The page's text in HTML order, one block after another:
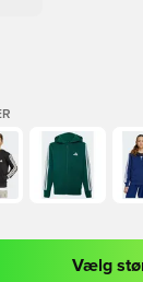
at logge ind eller
Vælg